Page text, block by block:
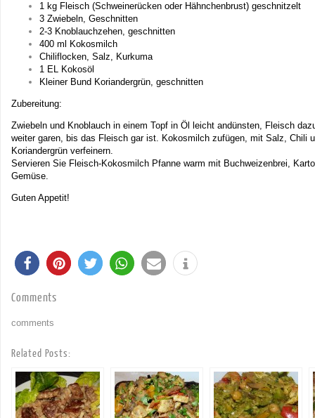
1 kg Fleisch (Schweinerücken oder Hähnchenbrust) geschnitzelt
3 Zwiebeln, Geschnitten
2-3 Knoblauchzehen, geschnitten
400 ml Kokosmilch
Chiliflocken, Salz, Kurkuma
1 EL Kokosöl
Kleiner Bund Koriandergrün, geschnitten
Zubereitung:
Zwiebeln und Knoblauch in einem Topf in Öl leicht andünsten, Fleisch
weiter garen, bis das Fleisch gar ist. Kokosmilch zufügen, mit Salz, Chili
Koriandergrün verfeinern.
Servieren Sie Fleisch-Kokosmilch Pfanne warm mit Buchweizenbrei,
Gemüse.
Guten Appetit!
Comments
comments
Related Posts: